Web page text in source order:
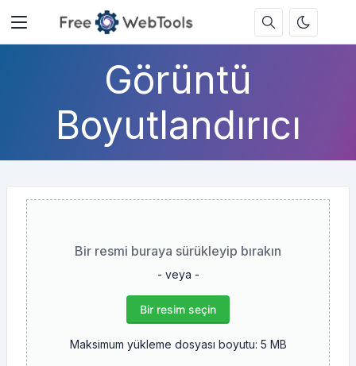
Görüntü
Boyutlandırıcı
Bir resmi buraya sürükleyip bırakın
- veya -
Bir resim seçin
Maksimum yükleme dosyası boyutu: 5 MB